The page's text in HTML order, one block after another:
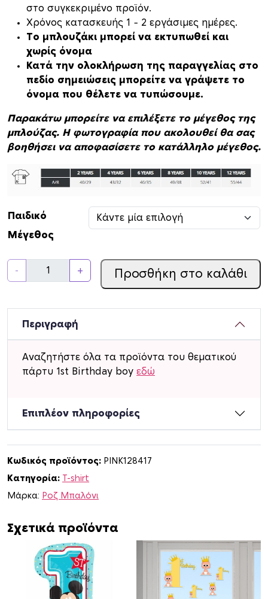
στο συγκεκριμένο προϊόν.
Xρόνος κατασκευής 1 – 2 εργάσιμες ημέρες.
Το μπλουζάκι μπορεί να εκτυπωθεί και
χωρίς όνομα
Κατά την ολοκλήρωση της παραγγελίας στο
πεδίο σημειώσεις μπορείτε να γράψετε το
όνομα που θέλετε να τυπώσουμε.
Παρακάτω μπορείτε να επιλέξετε το μέγεθος της
μπλούζας. Η φωτογραφία που ακολουθεί θα σας
βοηθήσει να αποφασίσετε το κατάλληλο μέγεθος.
Παιδικό
Μέγεθος
-
α
δ
κ
1
s
t
i
+ Προσθήκη στο καλάθι
Περιγραφή
Αναζητήστε όλα τα προϊόντα του θεματικού
πάρτυ 1st Birthday boy εδώ
Επιπλέον πληροφορίες
Κωδικός προϊόντος: PINK128417
Κατηγορία: T-shirt
Μάρκα: Ροζ Μπαλόνι
Σχετικά προϊόντα